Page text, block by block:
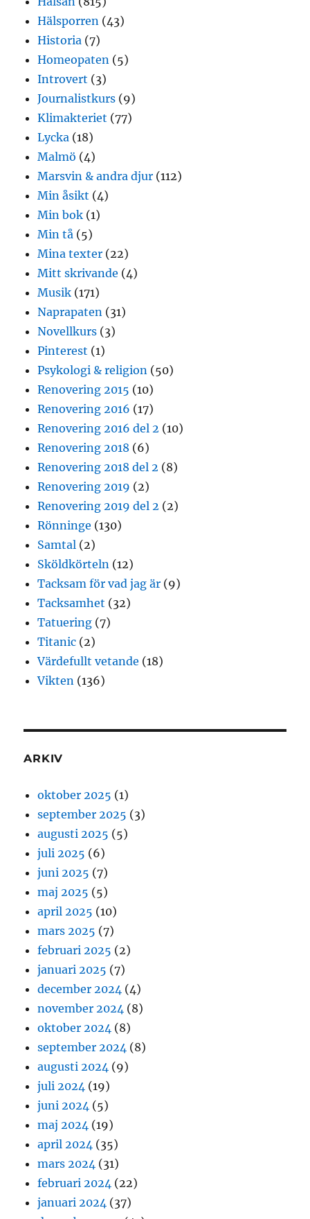
Hälsporren (43)
Historia (7)
Homeopaten (5)
Introvert (3)
Journalistkurs (9)
Klimakteriet (77)
Lycka (18)
Malmö (4)
Marsvin & andra djur (112)
Min åsikt (4)
Min bok (1)
Min tå (5)
Mina texter (22)
Mitt skrivande (4)
Musik (171)
Naprapaten (31)
Novellkurs (3)
Pinterest (1)
Psykologi & religion (50)
Renovering 2015 (10)
Renovering 2016 (17)
Renovering 2016 del 2 (10)
Renovering 2018 (6)
Renovering 2018 del 2 (8)
Renovering 2019 (2)
Renovering 2019 del 2 (2)
Rönninge (130)
Samtal (2)
Sköldkörteln (12)
Tacksam för vad jag är (9)
Tacksamhet (32)
Tatuering (7)
Titanic (2)
Värdefullt vetande (18)
Vikten (136)
ARKIV
oktober 2025 (1)
september 2025 (3)
augusti 2025 (5)
juli 2025 (6)
juni 2025 (7)
maj 2025 (5)
april 2025 (10)
mars 2025 (7)
februari 2025 (2)
januari 2025 (7)
december 2024 (4)
november 2024 (8)
oktober 2024 (8)
september 2024 (8)
augusti 2024 (9)
juli 2024 (19)
juni 2024 (5)
maj 2024 (19)
april 2024 (35)
mars 2024 (31)
februari 2024 (22)
januari 2024 (37)